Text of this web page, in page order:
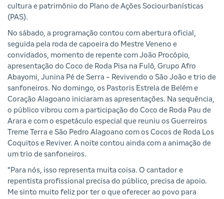
cultura e patrimônio do Plano de Ações Sociourbanísticas
(PAS).
No sábado, a programação contou com abertura oficial,
seguida pela roda de capoeira do Mestre Veneno e
convidados, momento de repente com João Procópio,
apresentação do Coco de Roda Pisa na Fulô, Grupo Afro
Abayomi, Junina Pé de Serra - Revivendo o São João e trio de
sanfoneiros. No domingo, os Pastoris Estrela de Belém e
Coração Alagoano iniciaram as apresentações. Na sequência,
o público vibrou com a participação do Coco de Roda Pau de
Arara e com o espetáculo especial que reuniu os Guerreiros
Treme Terra e São Pedro Alagoano com os Cocos de Roda Los
Coquitos e Reviver. A noite contou ainda com a animação de
um trio de sanfoneiros.
"Para nós, isso representa muita coisa. O cantador e
repentista profissional precisa do público, precisa de apoio.
Me sinto muito feliz por ter o que oferecer ao povo para